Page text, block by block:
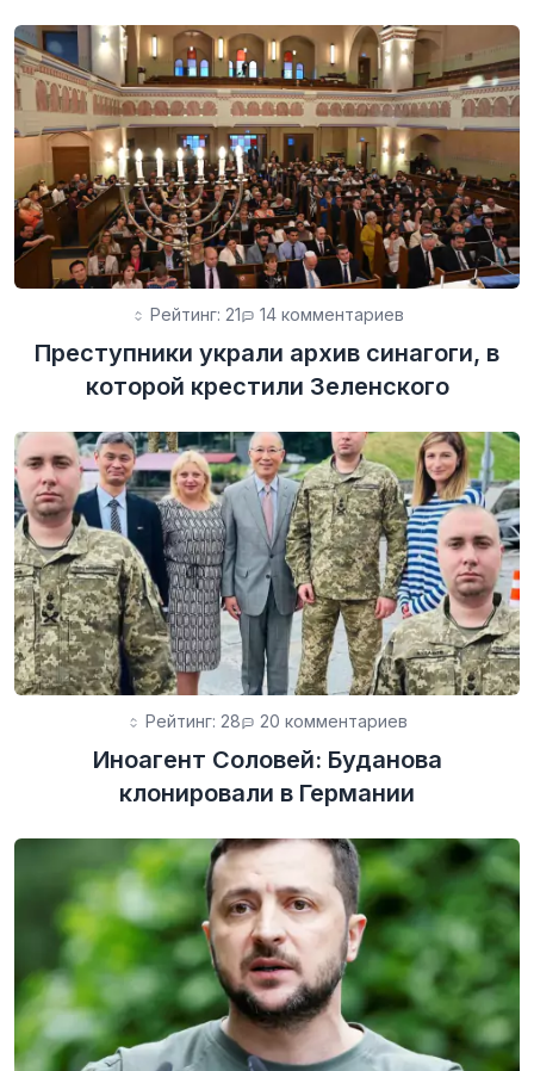
Рейтинг: 21 14 комментариев
Преступники украли архив синагоги, в
которой крестили Зеленского
Рейтинг: 28 20 комментариев
Иноагент Соловей: Буданова
клонировали в Германии